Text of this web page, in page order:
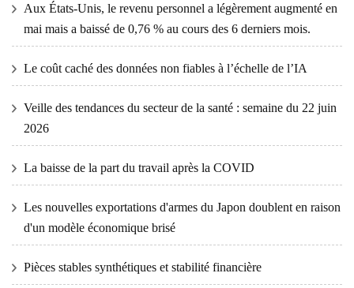
Aux États-Unis, le revenu personnel a légèrement augmenté en
mai mais a baissé de 0,76 % au cours des 6 derniers mois.
Le coût caché des données non fiables à l’échelle de l’IA
Veille des tendances du secteur de la santé : semaine du 22 juin
2026
La baisse de la part du travail après la COVID
Les nouvelles exportations d'armes du Japon doublent en raison
d'un modèle économique brisé
Pièces stables synthétiques et stabilité financière